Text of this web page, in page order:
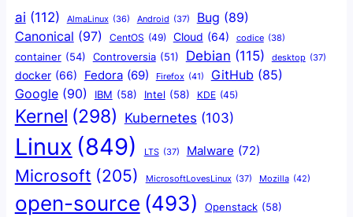
ai (112) AlmaLinux (36) Android (37) Bug (89)
Canonical (97) CentOS (49) Cloud (64) codice (38)
container (54) Controversia (51) Debian (115) desktop (37)
docker (66) Fedora (69) Firefox (41) GitHub (85)
Google (90) IBM (58) Intel (58) KDE (45)
Kernel (298) Kubernetes (103)
Linux (849) LTS (37) Malware (72)
Microsoft (205) MicrosoftLovesLinux (37) Mozilla (42)
open-source (493) Openstack (58)